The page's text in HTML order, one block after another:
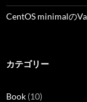
CentOS minimalの
カテゴリー
Book (10)